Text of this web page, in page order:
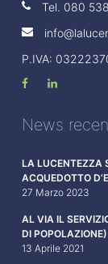
Tel. 080
P.IVA:
News
LA LUCENTEZZA
ACQUEDOTTO
27 Marzo 2023
AL VIA IL
DI
13 Aprile 2021